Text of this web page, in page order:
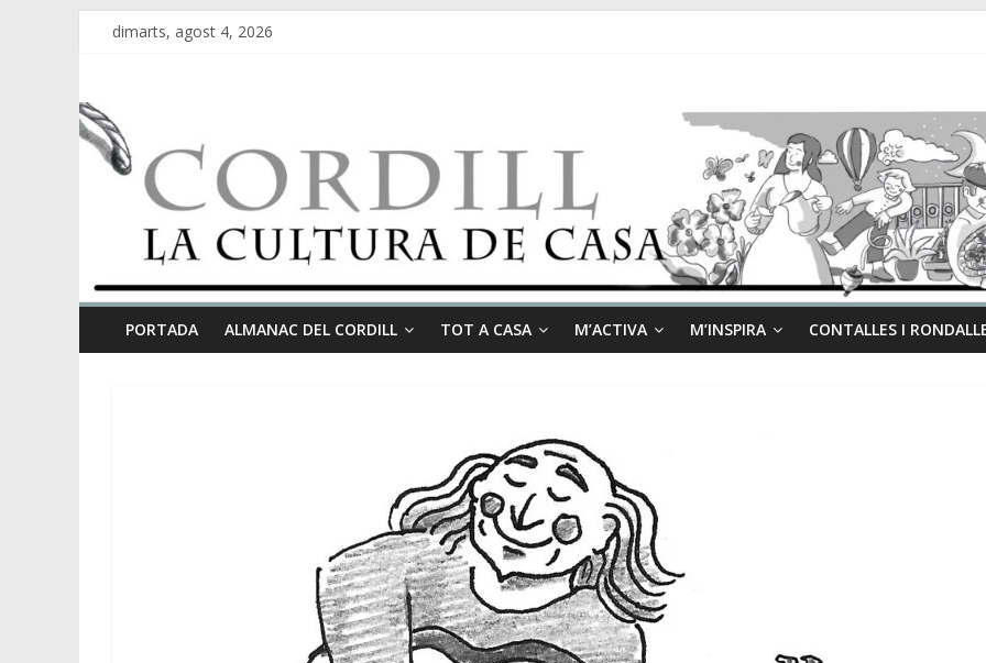
dimarts, agost 4, 2026
PORTADA ALMANAC DEL CORDILL TOT A CASA M’ACTIVA M’INSPIRA CONTALLES I